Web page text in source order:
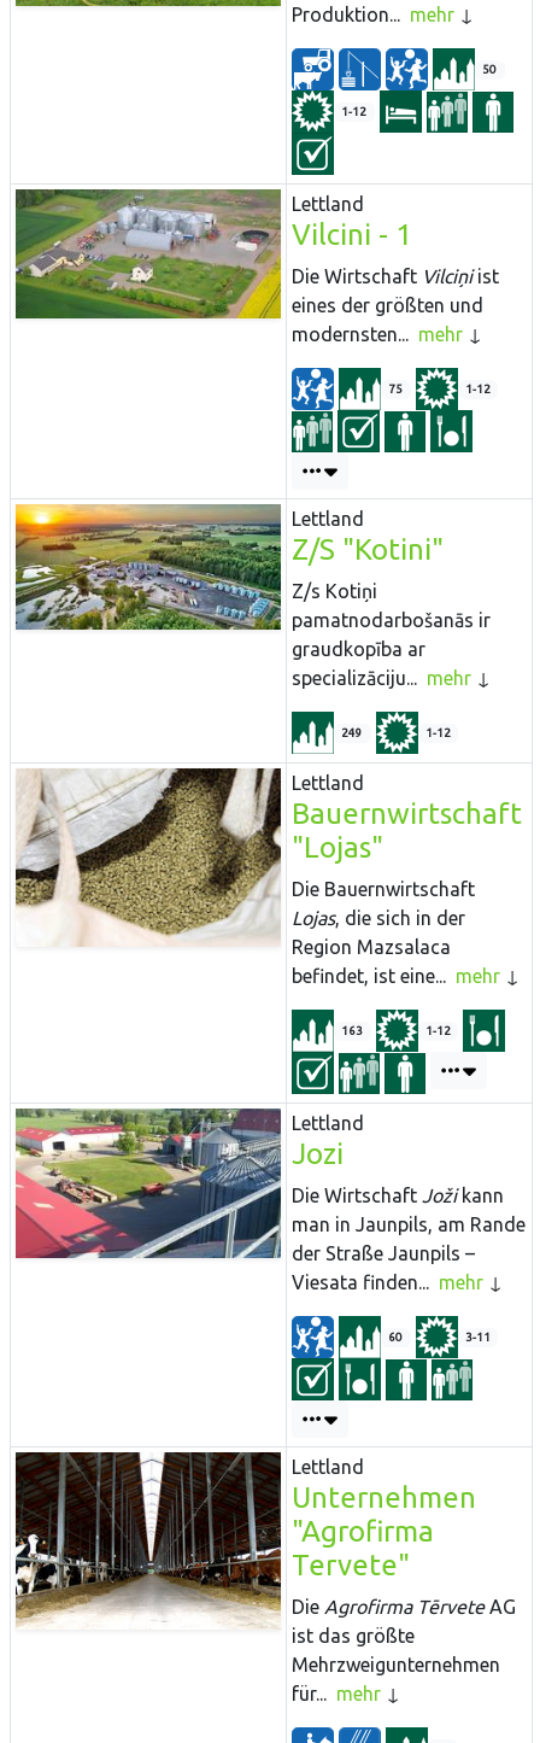
Produktion... mehr
50
1-12
Lettland
Vilcini - 1
Die Wirtschaft Vilciņiist
eines der größten und
modernsten... mehr
75 1-12
Lettland
Z/S "Kotini"
Z/s Kotiņi
pamatnodarbošanās ir
graudkopība ar
specializāciju... mehr
249 1-12
Lettland
Bauernwirtschaft
"Lojas"
Die Bauernwirtschaft
Lojas, die sich in der
Region Mazsalaca
befindet, ist eine... mehr
163 1-12
Lettland
Jozi
Die Wirtschaft Joži kann
man in Jaunpils, am Rande
der Straße Jaunpils –
Viesata finden... mehr
60 3-11
Lettland
Unternehmen
"Agrofirma
Tervete"
Die Agrofirma TērveteAG
ist das größte
Mehrzweigunternehmen
für... mehr